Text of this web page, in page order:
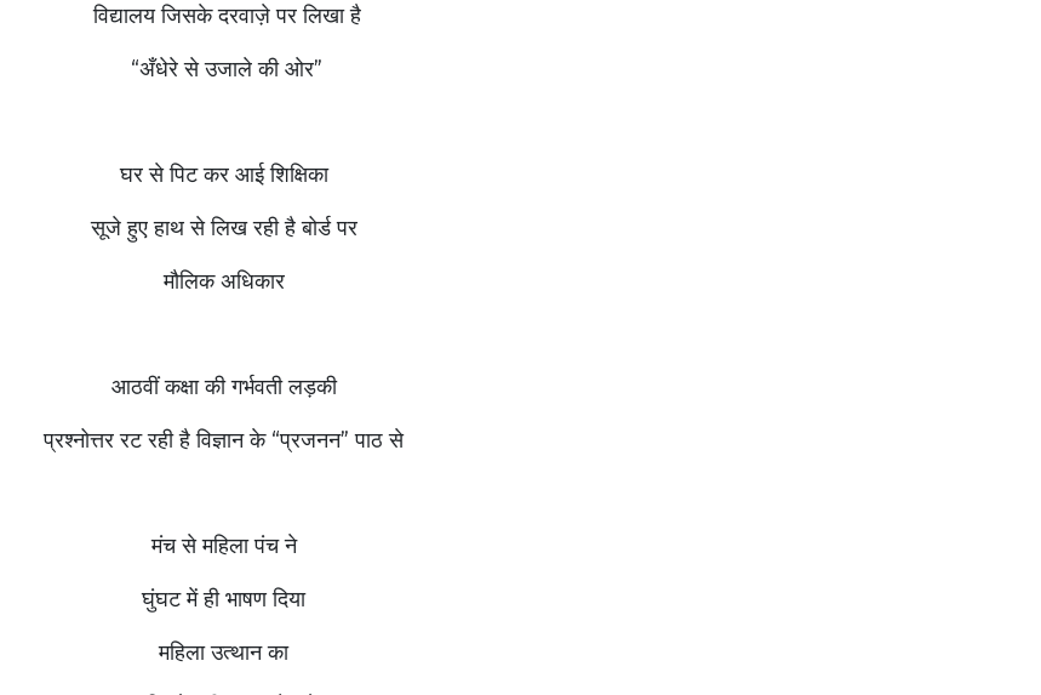
विद्यालय जिसके दरवाज़े पर लिखा है
“अँधेरे से उजाले की ओर”
घर से पिट कर आई शिक्षिका
सूजे हुए हाथ से लिख रही है बोर्ड पर
मौलिक अधिकार
आठवीं कक्षा की गर्भवती लड़की
प्रश्नोत्तर रट रही है विज्ञान के “प्रजनन” पाठ से
मंच से महिला पंच ने
घुंघट में ही भाषण दिया
महिला उत्थान का